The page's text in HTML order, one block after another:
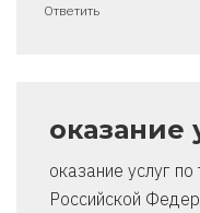
Ответить
оказание
оказание услуг
Российской